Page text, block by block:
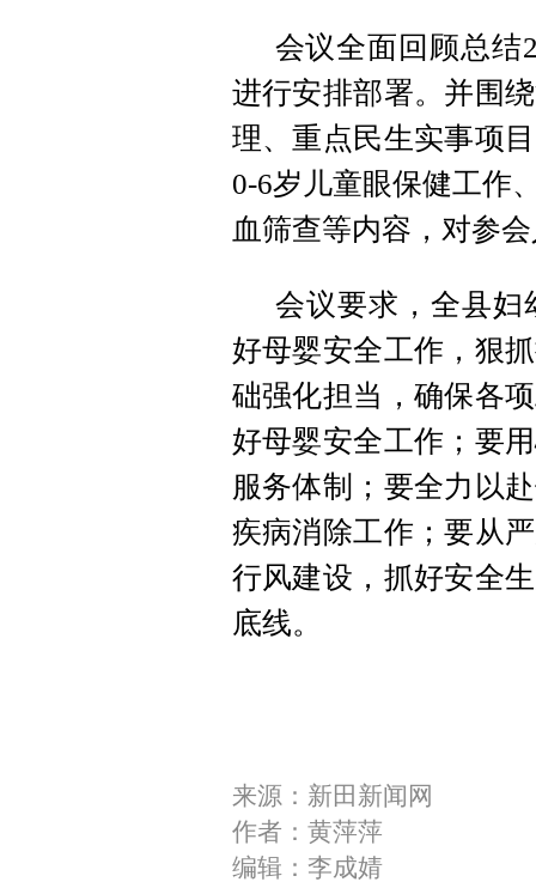
会议全面回顾总结
进行安排部署。并围
理、重点民生实事项
0-6岁儿童眼保健工作
血筛查等内容，对参
会议要求，全县妇
好母婴安全工作，狠
础强化担当，确保各
好母婴安全工作；要
服务体制；要全力以
疾病消除工作；要从
行风建设，抓好安全
底线。
来源：新田新闻网
作者：黄萍萍
编辑：李成婧